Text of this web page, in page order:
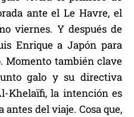
ante el Le Havre, el
viernes. Y después de
Enrique a Japón para
Momento también clave
galo y su directiva
Khelaïfi, la intención es
del viaje. Cosa que,